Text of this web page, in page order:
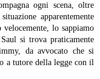
ogni scena, oltre
apparentemente
lo sappiamo
si trova praticamente
da avvocato che si
a tutore della legge con il